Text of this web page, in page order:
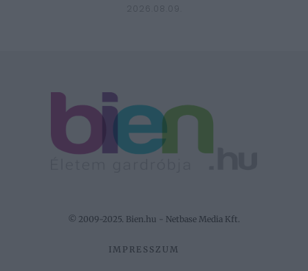
© 2009-2025. Bien.hu - Netbase Media Kft.
IMPRESSZUM